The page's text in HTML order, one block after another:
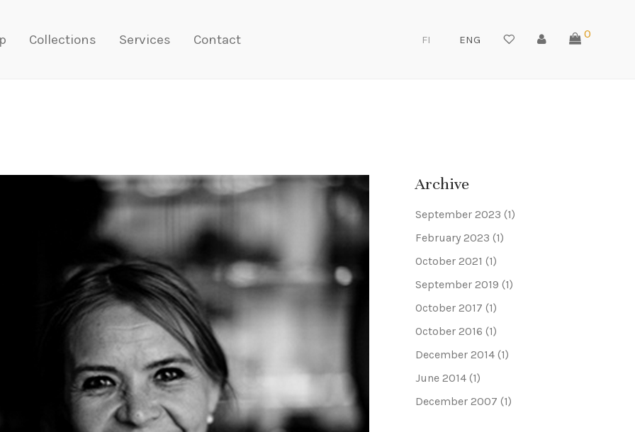
Collections Services Contact FI ENG 0
Archive
September 2023 (1)
February 2023 (1)
October 2021 (1)
September 2019 (1)
October 2017 (1)
October 2016 (1)
December 2014(1)
June 2014(1)
December 2007 (1)